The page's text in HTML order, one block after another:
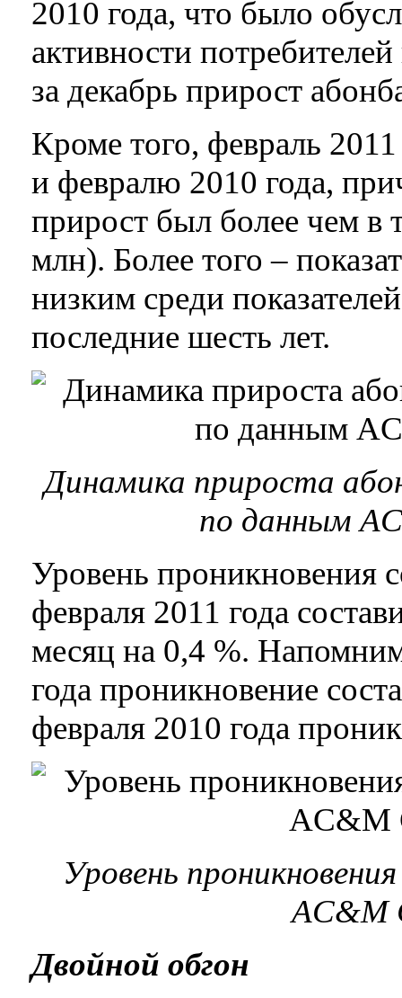
2010 года, что было
активности
за декабрь прирост
Кроме того, февраль
и февралю 2010 года,
прирост был более чем в
млн). Более того –
низким среди
последние шесть лет.
Динамика прироста
по данным
Уровень проникновения
февраля 2011 года
месяц на 0,4 %.
года проникновение
февраля 2010 года
Уровень
AC&M
Двойной обгон